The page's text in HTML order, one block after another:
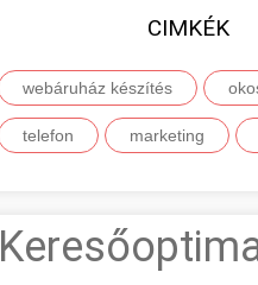
CIMKÉK
webáruház készítés
telefon marketing